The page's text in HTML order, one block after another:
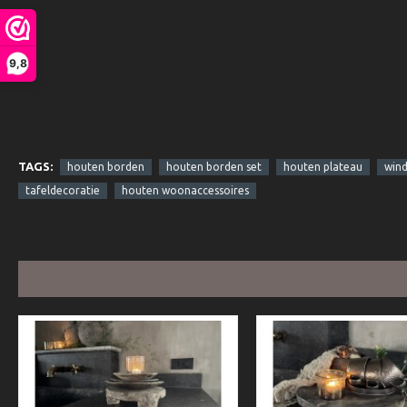
9,8
TAGS: houten borden houten borden set houten plateau
tafeldecoratie houten woonaccessoires